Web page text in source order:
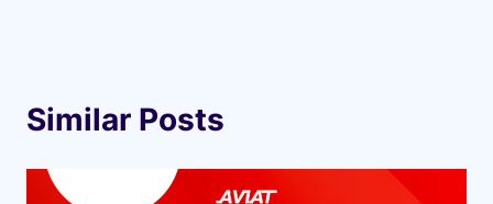
Similar Posts